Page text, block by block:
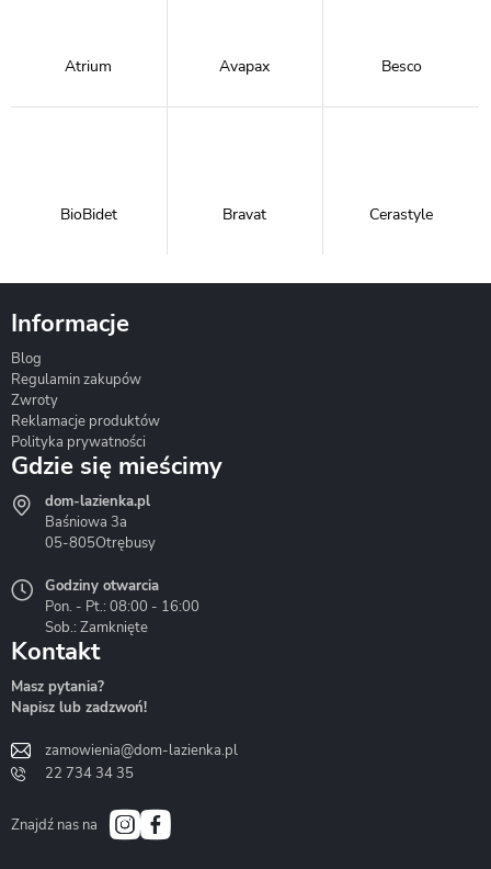
Atrium Avapax Besco
BioBidet Bravat Cerastyle
Hydrostop
Liveno
Bath&Spa
Informacje
Blog
Regulamin zakupów
Zwroty
Reklamacje produktów
Polityka prywatności
Gdzie się mieścimy
dom-lazienka.pl
Baśniowa 3a
05-805Otrębusy
Godziny otwarcia
Pon. - Pt.: 08:00 - 16:00
Sob.: Zamknięte
Kontakt
Masz pytania?
Napisz lub zadzwoń!
zamowienia@dom-lazienka.pl
22 734 34 35
Znajdź nas na